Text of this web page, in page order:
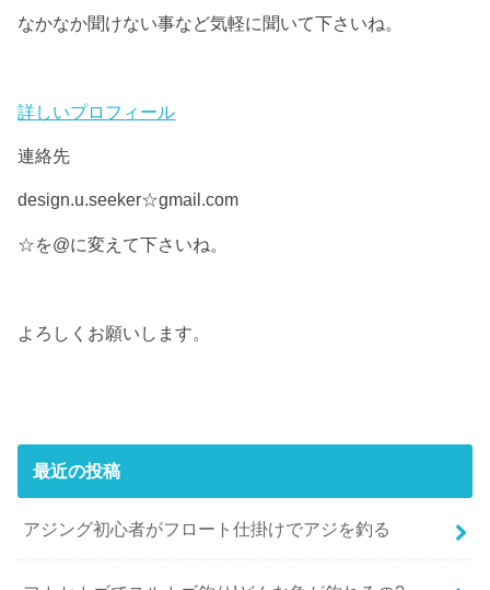
なかなか聞けない事など気軽に聞いて下さいね。
詳しいプロフィール
連絡先
design.u.seeker☆gmail.com
☆を@に変えて下さいね。
よろしくお願いします。
最近の投稿
アジング初心者がフロート仕掛けでアジを釣る